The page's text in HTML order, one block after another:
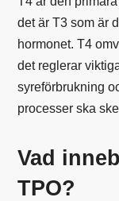
det är T3 som är
hormonet. T4
det reglerar
syreförbrukning
processer ska
Vad
TPO?